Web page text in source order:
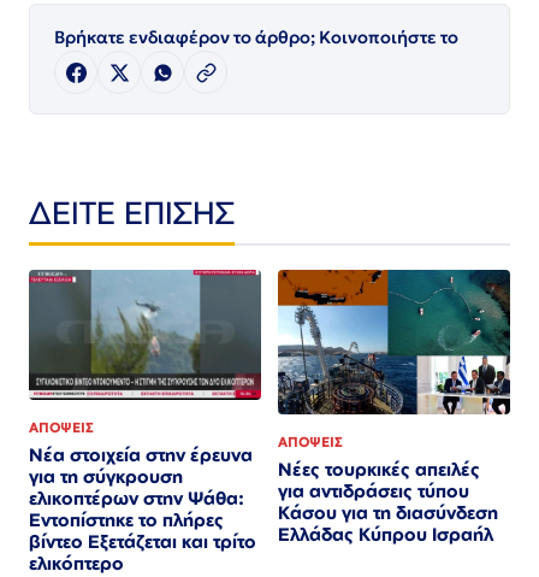
Βρήκατε ενδιαφέρον το άρθρο; Κοινοποιήστε το
ΔΕΙΤΕ ΕΠΙΣΗΣ
ΑΠΟΨΕΙΣ
Νέα στοιχεία στην έρευνα
για τη σύγκρουση
ελικοπτέρων στην Ψάθα:
Εντοπίστηκε το πλήρες
βίντεο Εξετάζεται και τρίτο
ελικόπτερο​​​​​​​​​​​​​​​​​​​​​​​​​​​​​​​​​​​​​​​​​​​​​​​​​​
ΑΠΟΨΕΙΣ
Νέες τουρκικές απειλές
για αντιδράσεις τύπου
Κάσου για τη διασύνδεση
Ελλάδας Κύπρου Ισραήλ